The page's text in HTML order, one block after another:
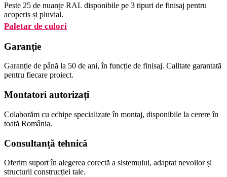
Peste 25 de nuanțe RAL disponibile pe 3 tipuri de finisaj pentru
acoperiș și pluvial.
Paletar de culori
Garanție
Garanție de până la 50 de ani, în funcție de finisaj. Calitate garantată
pentru fiecare proiect.
Montatori autorizați
Colaborăm cu echipe specializate în montaj, disponibile la cerere în
toată România.
Consultanță tehnică
Oferim suport în alegerea corectă a sistemului, adaptat nevoilor și
structurii construcției tale.